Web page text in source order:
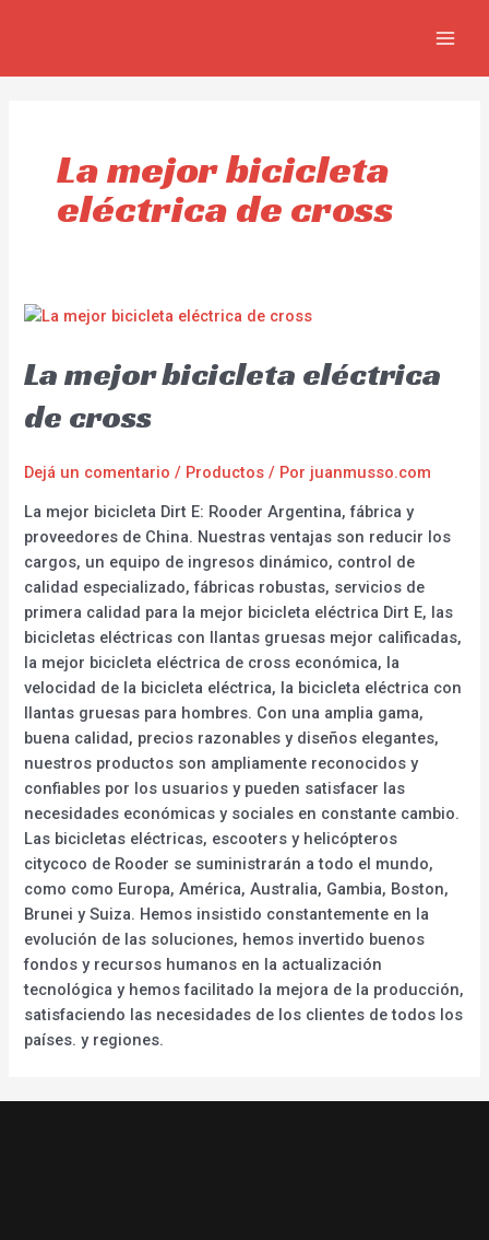
La mejor bicicleta
eléctrica de cross
La mejor bicicleta eléctrica
de cross
Dejá un comentario / Productos / Por juanmusso.com
La mejor bicicleta Dirt E: Rooder Argentina, fábrica y
proveedores de China. Nuestras ventajas son reducir los
cargos, un equipo de ingresos dinámico, control de
calidad especializado, fábricas robustas, servicios de
primera calidad para la mejor bicicleta eléctrica Dirt E, las
bicicletas eléctricas con llantas gruesas mejor calificadas,
la mejor bicicleta eléctrica de cross económica, la
velocidad de la bicicleta eléctrica, la bicicleta eléctrica con
llantas gruesas para hombres. Con una amplia gama,
buena calidad, precios razonables y diseños elegantes,
nuestros productos son ampliamente reconocidos y
confiables por los usuarios y pueden satisfacer las
necesidades económicas y sociales en constante cambio.
Las bicicletas eléctricas, escooters y helicópteros
citycoco de Rooder se suministrarán a todo el mundo,
como como Europa, América, Australia, Gambia, Boston,
Brunei y Suiza. Hemos insistido constantemente en la
evolución de las soluciones, hemos invertido buenos
fondos y recursos humanos en la actualización
tecnológica y hemos facilitado la mejora de la producción,
satisfaciendo las necesidades de los clientes de todos los
países. y regiones.